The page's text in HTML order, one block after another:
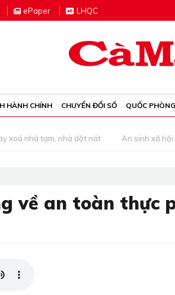
ePaper LHQC
HÀNH CHÍNH CHUYỂN ĐỔI SỐ QUỐC
xoá nhà tạm, nhà dột nát An sinh xã hội
về an toàn thực